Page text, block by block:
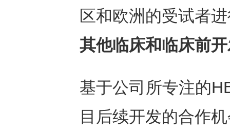
区和欧洲的受试者
其他临床和临床前
基于公司所专注的
目后续开发的合作